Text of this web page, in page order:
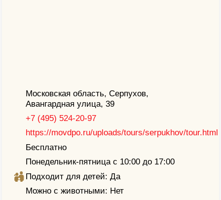
Московская область, Серпухов,
Авангардная улица, 39
+7 (495) 524-20-97
https://movdpo.ru/uploads/tours/serpukhov/tour.html
Бесплатно
Понедельник-пятница с 10:00 до 17:00
Подходит для детей: Да
Можно с животными: Нет